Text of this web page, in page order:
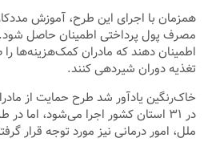
همزمان با اجرای این طرح، آموزش
مصرف پول پرداختی اطمینان حاصل شود.
اطمینان دهند که مادران کمک‌هزینه‌ها را
تغذیه دوران شیردهی کنند.
خاک‌رنگین یادآور شد طرح حمایت از
در ۳۱ استان کشور اجرا می‌شود، اما
ملل، امور درمانی نیز مورد توجه قرار